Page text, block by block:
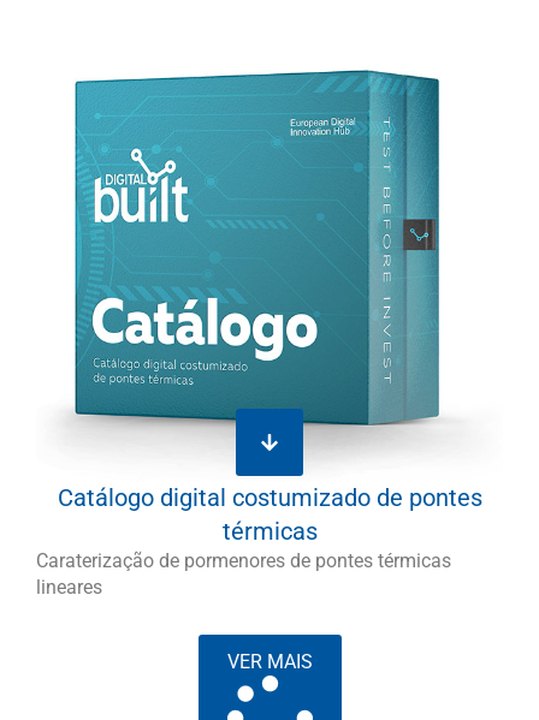
Catálogo digital costumizado de pontes
térmicas
Caraterização de pormenores de pontes térmicas
lineares
VER MAIS